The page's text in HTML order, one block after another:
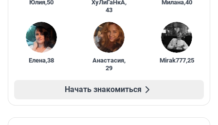
Юлия,50 ХуЛиГаНкА,
43
Милана,40
Елена,38 Анастасия,
29
Mirak777,25
Начать знакомиться